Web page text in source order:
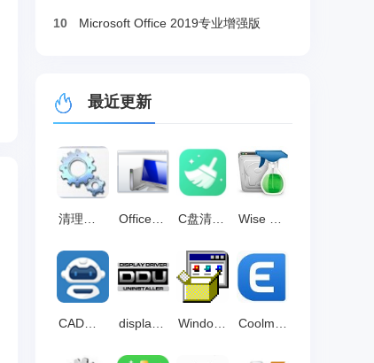
10 Microsoft Office 2019专业增强版
最近更新
Office强力卸载工具(Microsoft Fix it) 最新版2.1.3.0